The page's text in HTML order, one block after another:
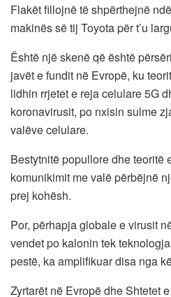
Flakët fillojnë të shpërthejnë
makinës së tij Toyota për t’u
Është një skenë që është
javët e fundit në Evropë, ku
lidhin rrjetet e reja celulare 5G
koronavirusit, po nxisin sulme
valëve celulare.
Bestytnitë popullore dhe teoritë
komunikimit me valë përbëjnë
prej kohësh.
Por, përhapja globale e virusit
vendet po kalonin tek
pestë, ka amplifikuar disa nga
Zyrtarët në Evropë dhe Shtetet